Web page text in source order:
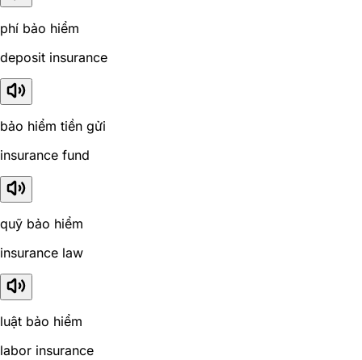
phí bảo hiểm
deposit insurance
bảo hiểm tiền gửi
insurance fund
quỹ bảo hiểm
insurance law
luật bảo hiểm
labor insurance